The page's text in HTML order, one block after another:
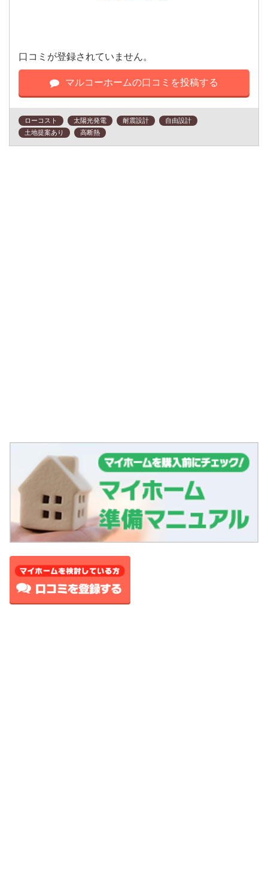
口コミが登録されていません。
マルコーホームの口コミを投稿する
ローコスト 太陽光発電 耐震設計
自由設計
土地提案あり
高断熱